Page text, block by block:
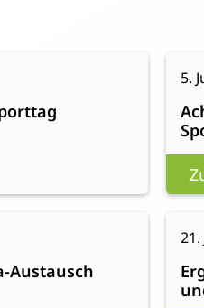
5.
Austausch
21.